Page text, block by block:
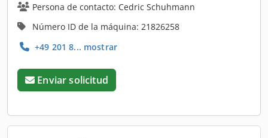
Persona de contacto: Cedric Schuhmann
Número ID de la máquina: 21826258
+49 201 8... mostrar
Enviar solicitud